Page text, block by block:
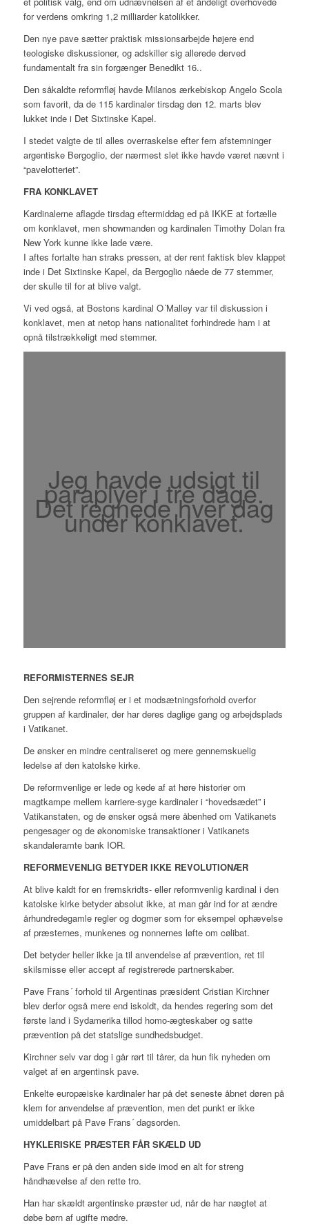
for verdens omkring 1,2 milliarder katolikker.
Den nye pave sætter praktisk missionsarbejde højere end
teologiske diskussioner, og adskiller sig allerede derved
fundamentalt fra sin forgænger Benedikt 16..
Den såkaldte reformfløj havde Milanos ærkebiskop Angelo Scola
som favorit, da de 115 kardinaler tirsdag den 12. marts blev
lukket inde i Det Sixtinske Kapel.
I stedet valgte de til alles overraskelse efter fem afstemninger
argentiske Bergoglio, der nærmest slet ikke havde været nævnt i
“pavelotteriet”.
FRA KONKLAVET
Kardinalerne aflagde tirsdag eftermiddag ed på IKKE at fortælle
om konklavet, men showmanden og kardinalen Timothy Dolan fra
New York kunne ikke lade være.
I aftes fortalte han straks pressen, at der rent faktisk blev klappet
inde i Det Sixtinske Kapel, da Bergoglio nåede de 77 stemmer,
der skulle til for at blive valgt.
Vi ved også, at Bostons kardinal O´Malley var til diskussion i
konklavet, men at netop hans nationalitet forhindrede ham i at
opnå tilstrækkeligt med stemmer.
Jeg havde udsigt til
paraplyer i tre dage.
Det regnede hver dag
under konklavet.
REFORMISTERNES SEJR
Den sejrende reformfløj er i et modsætningsforhold overfor
gruppen af kardinaler, der har deres daglige gang og arbejdsplads
i Vatikanet.
De ønsker en mindre centraliseret og mere gennemskuelig
ledelse af den katolske kirke.
De reformvenlige er lede og kede af at høre historier om
magtkampe mellem karriere-syge kardinaler i “hovedsædet” i
Vatikanstaten, og de ønsker også mere åbenhed om Vatikanets
pengesager og de økonomiske transaktioner i Vatikanets
skandaleramte bank IOR.
REFORMEVENLIG BETYDER IKKE REVOLUTIONÆR
At blive kaldt for en fremskridts- eller reformvenlig kardinal i den
katolske kirke betyder absolut ikke, at man går ind for at ændre
århundredegamle regler og dogmer som for eksempel ophævelse
af præsternes, munkenes og nonnernes løfte om cølibat.
Det betyder heller ikke ja til anvendelse af prævention, ret til
skilsmisse eller accept af registrerede partnerskaber.
Pave Frans´ forhold til Argentinas præsident Cristian Kirchner
blev derfor også mere end iskoldt, da hendes regering som det
første land i Sydamerika tillod homo-ægteskaber og satte
prævention på det statslige sundhedsbudget.
Kirchner selv var dog i går rørt til tårer, da hun fik nyheden om
valget af en argentinsk pave.
Enkelte europæiske kardinaler har på det seneste åbnet døren på
klem for anvendelse af prævention, men det punkt er ikke
umiddelbart på Pave Frans´ dagsorden.
HYKLERISKE PRÆSTER FÅR SKÆLD UD
Pave Frans er på den anden side imod en alt for streng
håndhævelse af den rette tro.
Han har skældt argentinske præster ud, når de har nægtet at
døbe børn af ugifte mødre.